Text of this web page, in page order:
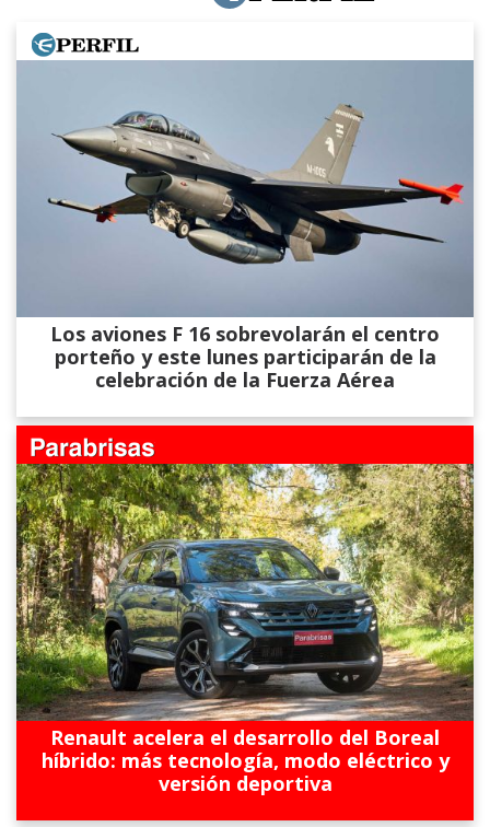
Los aviones F 16 sobrevolarán el centro
porteño y este lunes participarán de la
celebración de la Fuerza Aérea
Renault acelera el desarrollo del Boreal
híbrido: más tecnología, modo eléctrico y
versión deportiva